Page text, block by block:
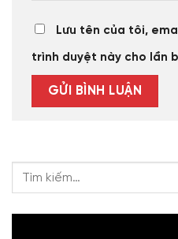
Lưu tên của tôi,
trình duyệt này cho lần